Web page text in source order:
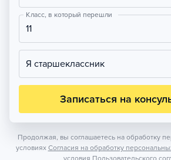
Класс, в который перешли
11
Я старшеклассник
Записаться на
Продолжая, вы соглашаетесь на обработку
условиях Согласия на обработку
условия Пользовательского